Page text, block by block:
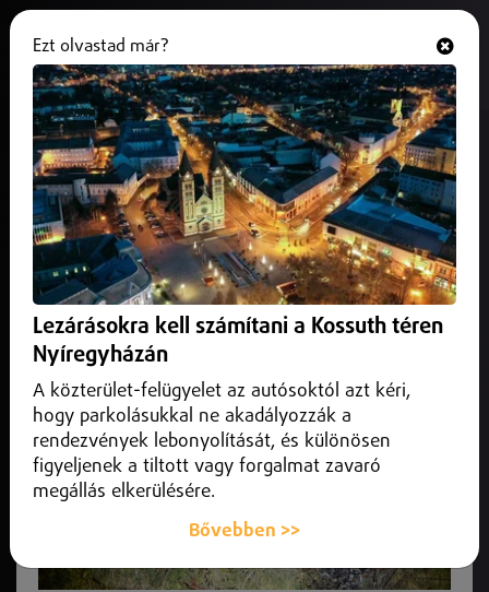
79 sérült a szlovákiai
vonatbalesetben
2025. november 10.Külföld
Senki sincs életveszélyben a vasárnap esti szlovákiai
Ezt olvastad már?
Lezárásokra kell számítani a Kossuth téren
Nyíregyházán
A közterület-felügyelet az autósoktól azt kéri,
hogy parkolásukkal ne akadályozzák a
rendezvények lebonyolítását, és különösen
figyeljenek a tiltott vagy forgalmat zavaró
megállás elkerülésére.
Bővebben >>